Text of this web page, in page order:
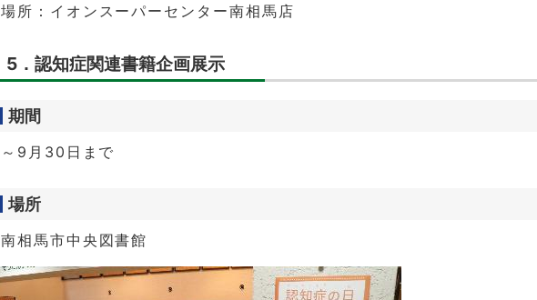
場所：イオンスーパーセンター南相馬店
5．認知症関連書籍企画展示
期間
～9月30日まで
場所
南相馬市中央図書館